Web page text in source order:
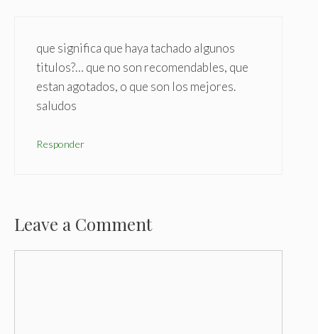
que significa que haya tachado algunos
titulos?… que no son recomendables, que
estan agotados, o que son los mejores.
saludos
Responder
Leave a Comment